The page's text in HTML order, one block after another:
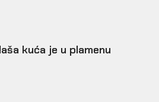
kuća je u plamenu